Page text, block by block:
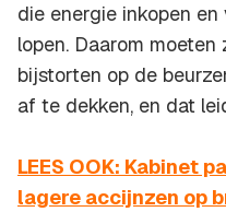
die energie inkopen
lopen. Daarom
bijstorten op de
af te dekken, en dat
LEES OOK: Kabinet
lagere accijnzen op